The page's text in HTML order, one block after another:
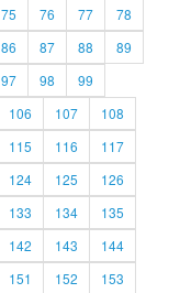
75 76 77
78
86 87 88
89
97 98
99
106 107
108
115 116
117
124 125
126
133 134
135
142 143
144
151 152
153